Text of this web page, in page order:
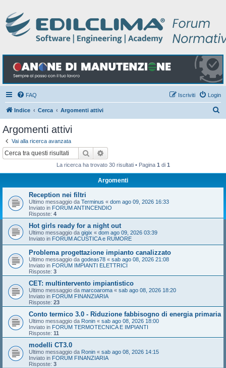
FAQ Login
Iscriviti
Indice Cerca Argomenti attivi
Argomenti attivi
Vai alla ricerca avanzata
Cerca
La ricerca ha trovato 30 risultati • Pagina 1 di 1
Argomenti
Reception nei filtri
Ultimo messaggio da Terminus « dom ago 09, 2026 16:33
Inviato in FORUM ANTINCENDIO
Risposte: 4
Hot girls ready for a night out
Ultimo messaggio da gigix « dom ago 09, 2026 03:39
Inviato in FORUM ACUSTICA e RUMORE
Problema progettazione impianto canalizzato
Ultimo messaggio da godeas78 « sab ago 08, 2026 21:08
Inviato in FORUM IMPIANTI ELETTRICI
Risposte: 3
CET: multintervento impiantistico
Ultimo messaggio da marcoaroma « sab ago 08, 2026 18:20
Inviato in FORUM FINANZIARIA
Risposte: 23
Conto termico 3.0 - Riduzione fabbisogno di energia primaria
Ultimo messaggio da Ronin « sab ago 08, 2026 18:00
Inviato in FORUM TERMOTECNICA E IMPIANTI
Risposte: 11
modelli CT3.0
Ultimo messaggio da Ronin « sab ago 08, 2026 14:15
Inviato in FORUM FINANZIARIA
Risposte: 3